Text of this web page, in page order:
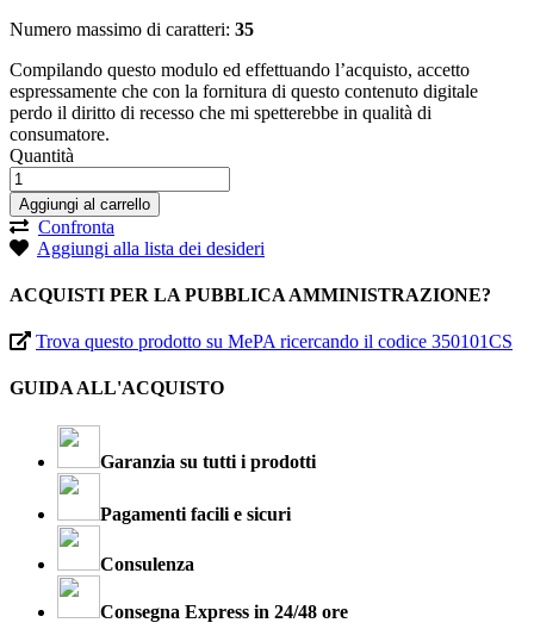
Numero massimo di caratteri: 35
Compilando questo modulo ed effettuando l’acquisto, accetto
espressamente che con la fornitura di questo contenuto digitale
perdo il diritto di recesso che mi spetterebbe in qualità di
consumatore.
Quantità
Aggiungi al carrello
Confronta
Aggiungi alla lista dei desideri
ACQUISTI PER LA PUBBLICA AMMINISTRAZIONE?
Trova questo prodotto su MePA ricercando il codice 350101CS
GUIDA ALL'ACQUISTO
Garanzia su tutti i prodotti
Pagamenti facili e sicuri
Consulenza
Consegna Express in 24/48 ore